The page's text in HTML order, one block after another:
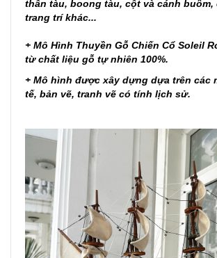
thân tàu, boong tàu, cột và cánh
trang trí khác...
+ Mô Hình Thuyền Gỗ Chiến Cổ Soleil
từ chất liệu gỗ tự nhiên 100%.
+ Mô hình được xây dựng dựa trên các
tế, bản vẽ, tranh vẽ có tính lịch sử.